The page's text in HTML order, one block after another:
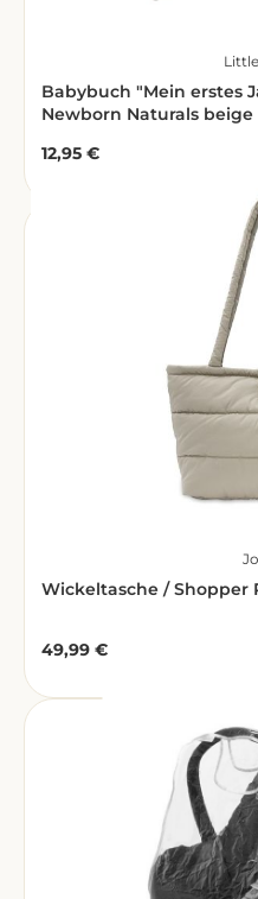
Babybuch "Mein erstes
Newborn Naturals beige
Regulärer Preis:
12,95 €
Wickeltasche / Shopper
Regulärer Preis:
49,99 €